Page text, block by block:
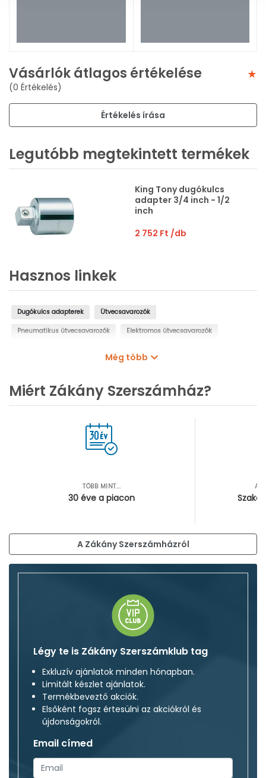
Vásárlók átlagos értékelése
(0 Értékelés)
Értékelés írása
Legutóbb megtekintett termékek
King Tony dugókulcs
adapter 3/4 inch - 1/2
inch
2 752 Ft /db
Hasznos linkek
Dugókulcs adapterek Ütvecsavarozók
Pneumatikus ütvecsavarozók Elektromos ütvecsavarozók
Még több
Miért Zákány Szerszámház?
TÖBB MINT...
30 éve a piacon
A Zákány Szerszámházról
Légy te is Zákány Szerszámklub tag
Exkluzív ajánlatok minden hónapban.
Limitált készlet ajánlatok.
Termékbeveztő akciók.
Elsőként fogsz értesülni az akciókról és
újdonságokról.
Email címed